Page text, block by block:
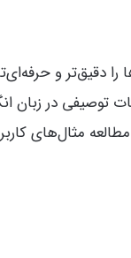
دقیق‌تر و
توصیفی در زبان
مثال‌های